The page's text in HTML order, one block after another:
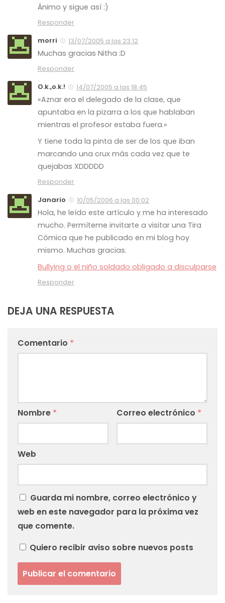
Ánimo y sigue así :)
Responder
morri
13/07/2005 a las 23:12
Muchas gracias Nitha :D
Responder
O.k.,o.k.!
14/07/2005 a las 18:45
«Aznar era el delegado de la clase, que
apuntaba en la pizarra a los que hablaban
mientras el profesor estaba fuera.»
Y tiene toda la pinta de ser de los que iban
marcando una crux más cada vez que te
quejabas XDDDDD
Responder
Janario
10/05/2006 a las 00:02
Hola, he leído este artículo y me ha interesado
mucho. Permíteme invitarte a visitar una Tira
Cómica que he publicado en mi blog hoy
mismo. Muchas gracias.
Bullying o el niño soldado obligado a disculparse
Responder
DEJA UNA RESPUESTA
Comentario *
Nombre * Correo electrónico *
Web
Guarda mi nombre, correo electrónico y
web en este navegador para la próxima vez
que comente.
Quiero recibir aviso sobre nuevos posts